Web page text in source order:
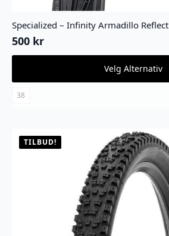
Specialized – Infinity Armadillo Reflect
500 kr
Velg Alternativ
har
flere
velges
på
38
TILBUD!